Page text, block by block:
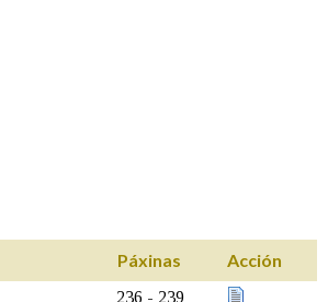
Páxinas Acción
236 - 239